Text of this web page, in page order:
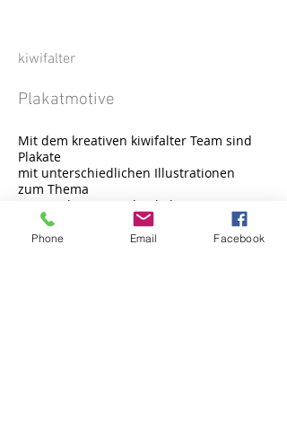
kiwifalter
Plakatmotive
Mit dem kreativen kiwifalter Team sind
Plakate
mit unterschiedlichen Illustrationen
zum Thema
Karnevalsparty und Babylounge
entstanden.
Phone Email Facebook